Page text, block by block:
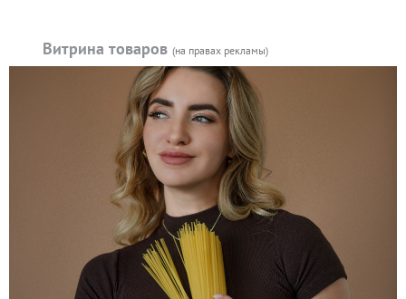
Витрина товаров (на правах рекламы)